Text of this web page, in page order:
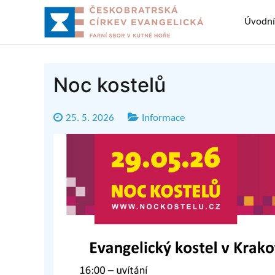
Noc kostelů
25. 5. 2026 Informace